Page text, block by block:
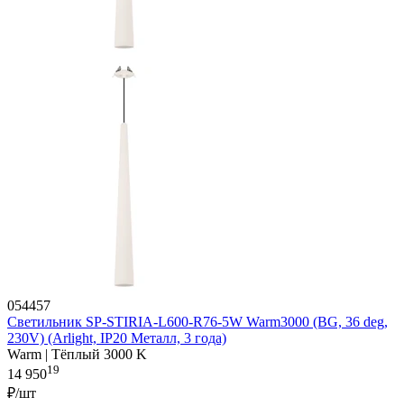
054457
Светильник SP-STIRIA-L600-R76-5W Warm3000 (BG, 36 deg,
230V) (Arlight, IP20 Металл, 3 года)
Warm | Тёплый 3000 K
14 95019
₽/шт